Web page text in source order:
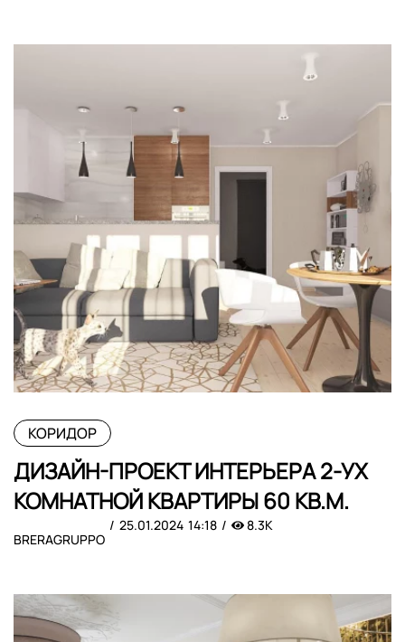
КОРИДОР
ДИЗАЙН-ПРОЕКТ ИНТЕРЬЕРА 2-УХ
КОМНАТНОЙ КВАРТИРЫ 60 КВ.М.
BRERAGRUPPO
25.01.2024 14:18 8.3K